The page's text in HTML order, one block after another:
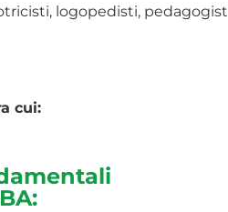
logopedisti,
cui: